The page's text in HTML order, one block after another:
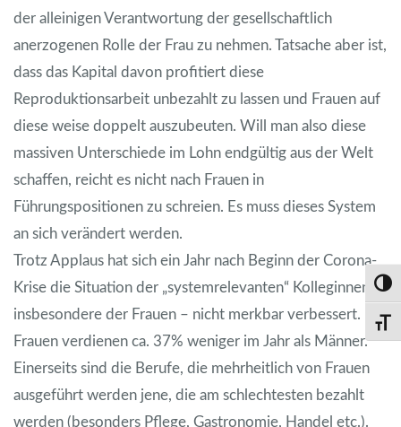
der alleinigen Verantwortung der gesellschaftlich
anerzogenen Rolle der Frau zu nehmen. Tatsache aber ist,
dass das Kapital davon profitiert diese
Reproduktionsarbeit unbezahlt zu lassen und Frauen auf
diese weise doppelt auszubeuten. Will man also diese
massiven Unterschiede im Lohn endgültig aus der Welt
schaffen, reicht es nicht nach Frauen in
Führungspositionen zu schreien. Es muss dieses System
an sich verändert werden.
Trotz Applaus hat sich ein Jahr nach Beginn der Corona-
Krise die Situation der „systemrelevanten“ Kolleginnen –
insbesondere der Frauen – nicht merkbar verbessert.
Frauen verdienen ca. 37% weniger im Jahr als Männer.
Einerseits sind die Berufe, die mehrheitlich von Frauen
ausgeführt werden jene, die am schlechtesten bezahlt
werden (besonders Pflege, Gastronomie, Handel etc.).